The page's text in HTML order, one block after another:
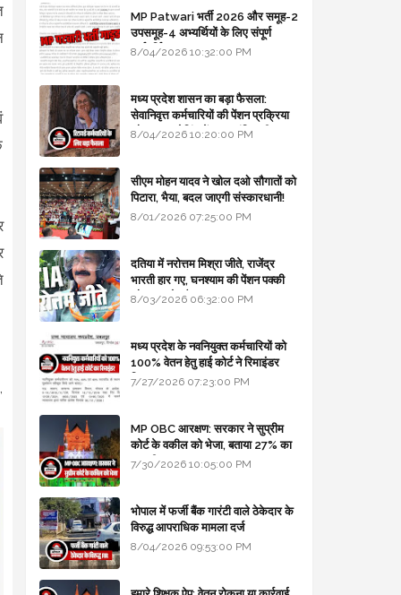
MP Patwari भर्ती 2026 और समूह-2
उपसमूह-4 अभ्यर्थियों के लिए संपूर्ण
मार्गदर्शिका
8/04/2026 10:32:00 PM
मध्य प्रदेश शासन का बड़ा फैसला:
सेवानिवृत्त कर्मचारियों की पेंशन प्रक्रिया
और बजट कोडिंग में हुए क्रांतिकारी
8/04/2026 10:20:00 PM
सीएम मोहन यादव ने खोल दओ सौगातों को
पिटारा, भैया, बदल जाएगी संस्कारधानी!
8/01/2026 07:25:00 PM
दतिया में नरोत्तम मिश्रा जीते, राजेंद्र
भारती हार गए, घनश्याम की पेंशन पक्की
और आशुतोष बैक टू...
8/03/2026 06:32:00 PM
मध्य प्रदेश के नवनियुक्त कर्मचारियों को
100% वेतन हेतु हाई कोर्ट ने रिमाइंडर
लिखा
7/27/2026 07:23:00 PM
MP OBC आरक्षण: सरकार ने सुप्रीम
कोर्ट के वकील को भेजा, बताया 27% का
कानूनी आधार
7/30/2026 10:05:00 PM
भोपाल में फर्जी बैंक गारंटी वाले ठेकेदार के
विरुद्ध आपराधिक मामला दर्ज
8/04/2026 09:53:00 PM